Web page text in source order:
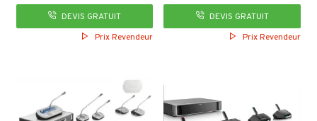
DEVIS GRATUIT
Prix Revendeur
DEVIS GRATUIT
Prix Revendeur